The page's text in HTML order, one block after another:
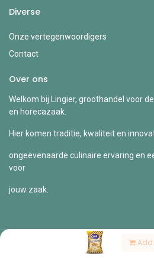
Add
Diverse
Onze vertegenwoordigers
Contact
Over ons
Welkom bij Lingier, groothandel voor
en horecazaak.
Hier komen traditie, kwaliteit en
ongeëvenaarde culinaire ervaring en
voor
jouw zaak.
Copyright ©